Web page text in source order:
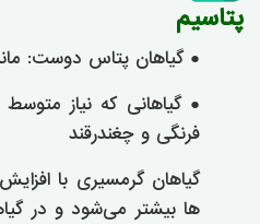
پتاسیم
● گیاهان پتاس دوست:
● گیاهانی که نیاز متوسط
فرنگی و چغندرقند
گیاهان گرمسیری با
ها بیشتر می‌شود و در